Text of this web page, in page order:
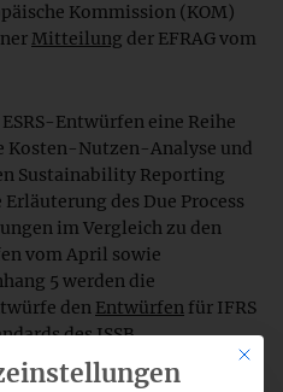
Kommission (KOM)
Mitteilung der EFRAG vom
Entwürfen eine Reihe
Kosten-Nutzen-Analyse und
Sustainability Reporting
Erläuterung des Due Process
im Vergleich zu den
vom April sowie
5 werden die
den Entwürfen für IFRS
des ISSB
Mit